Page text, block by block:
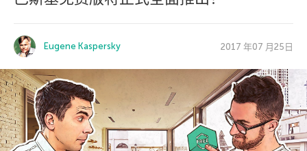
Eugene Kaspersky 2017 年07 月25日